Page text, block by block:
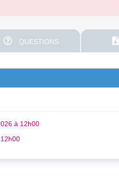
QUESTIONS
à 12h00